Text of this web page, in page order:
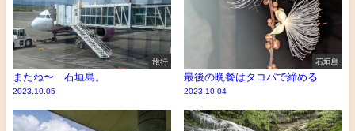
旅行
またね〜 石垣島。
2023.10.05
石垣島
最後の晩餐はタコパで締める
2023.10.04